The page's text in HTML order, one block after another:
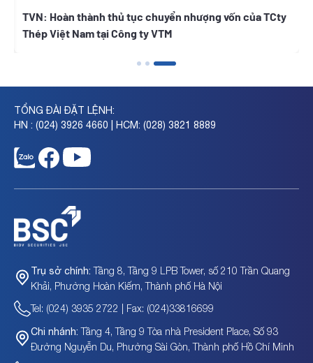
TVN: Hoàn thành thủ tục chuyển nhượng vốn của TCty
Thép Việt Nam tại Công ty VTM
TỔNG ĐÀI ĐẶT LỆNH:
HN : (024) 3926 4660 | HCM: (028) 3821 8889
Trụ sở chính: Tầng 8, Tầng 9 LPB Tower, số 210 Trần Quang
Khải, Phường Hoàn Kiếm, Thành phố Hà Nội
Tel: (024) 3935 2722 | Fax: (024)33816699
Chi nhánh: Tầng 4, Tầng 9 Tòa nhà President Place, Số 93
Đường Nguyễn Du, Phường Sài Gòn, Thành phố Hồ Chí Minh